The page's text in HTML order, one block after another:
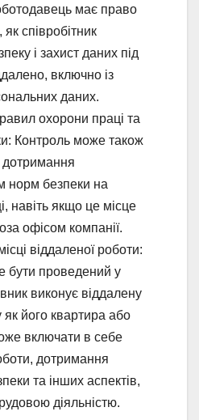
має право
співробітник
і захист даних під
включно із
даних.
охорони праці та
Контроль може також
дотримання
норм безпеки на
навіть якщо це місце
офісом компанії.
віддаленої роботи:
бути проведений у
виконує віддалену
як його квартира або
включати в себе
дотримання
та інших аспектів,
діяльністю.